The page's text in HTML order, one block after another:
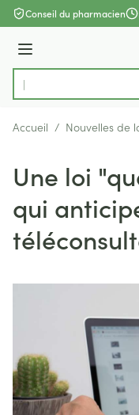
Aller au contenu
Conseil du pharmacien
Menu
Rechercher
Accueil / Nouvelles de
Une loi
qui